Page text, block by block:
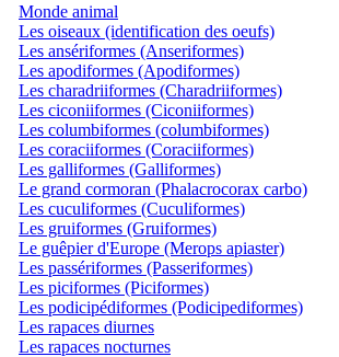
Monde animal
Les oiseaux (identification des oeufs)
Les ansériformes (Anseriformes)
Les apodiformes (Apodiformes)
Les charadriiformes (Charadriiformes)
Les ciconiiformes (Ciconiiformes)
Les columbiformes (columbiformes)
Les coraciiformes (Coraciiformes)
Les galliformes (Galliformes)
Le grand cormoran (Phalacrocorax carbo)
Les cuculiformes (Cuculiformes)
Les gruiformes (Gruiformes)
Le guêpier d'Europe (Merops apiaster)
Les passériformes (Passeriformes)
Les piciformes (Piciformes)
Les podicipédiformes (Podicipediformes)
Les rapaces diurnes
Les rapaces nocturnes